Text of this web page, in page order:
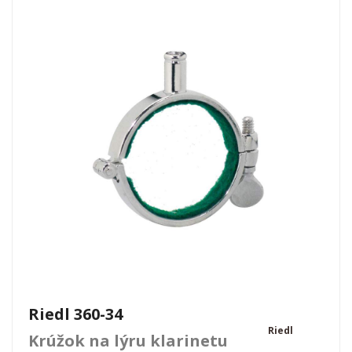
Riedl 360-34
Krúžok na lýru klarinetu
Riedl